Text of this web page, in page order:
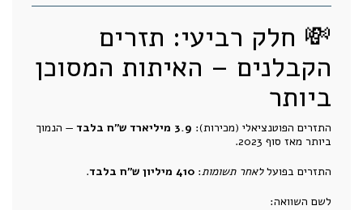
💸 חלק רביעי: תזרים
הקבלנים – האיתות המסוכן
ביותר
התזרים הפוטנציאלי (מכירות): 3.9 מיליארד ש"ח בלבד
— הנמוך
ביותר מאז סוף 2023.
התזרים בפועללאחר תשומות: 410 מיליון ש"ח בלבד
.
לשם השוואה: